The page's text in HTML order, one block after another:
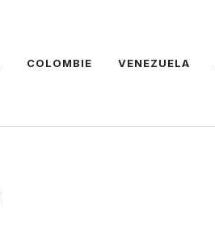
COLOMBIE VENEZUELA